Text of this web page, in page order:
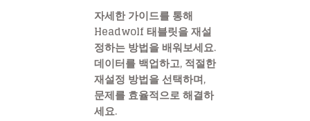
자세한 가이드를 통해
Headwolf 태블릿을 재설
정하는 방법을 배워보세요.
데이터를 백업하고, 적절한
재설정 방법을 선택하며,
문제를 효율적으로 해결하
세요.